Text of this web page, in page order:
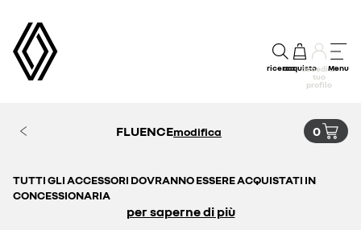
ricercaacquistoaccedi al
tuo
profilo
Menu
FLUENCEmodifica 0
TUTTI GLI ACCESSORI DOVRANNO ESSERE ACQUISTATI IN
CONCESSIONARIA
per saperne di più